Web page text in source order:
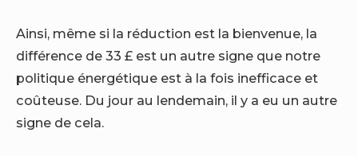
Ainsi, même si la réduction est la bienvenue, la
différence de 33 £ est un autre signe que notre
politique énergétique est à la fois inefficace et
coûteuse. Du jour au lendemain, il y a eu un autre
signe de cela.